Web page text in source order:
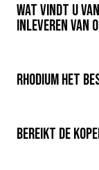
Wat vindt u
inleveren van
Rhodium het
Veiligheid
Bereikt de